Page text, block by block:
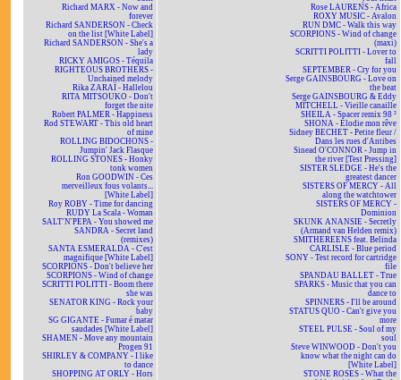
Richard MARX - Now and
forever
Richard SANDERSON - Check
on the list [White Label]
Richard SANDERSON - She's a
lady
RICKY AMIGOS - Téquila
RIGHTEOUS BROTHERS -
Unchained melody
Rika ZARAÏ - Hallelou
RITA MITSOUKO - Don't
forget the nite
Robert PALMER - Happiness
Rod STEWART - This old heart
of mine
ROLLING BIDOCHONS -
Jumpin' Jack Flasque
ROLLING STONES - Honky
tonk women
Ron GOODWIN - Ces
merveilleux fous volants...
[White Label]
Roy ROBY - Time for dancing
RUDY La Scala - Woman
SALT'N'PEPA - You showed me
SANDRA - Secret land
(remixes)
SANTA ESMERALDA - C'est
magnifique [White Label]
SCORPIONS - Don't believe her
SCORPIONS - Wind of change
SCRITTI POLITTI - Boom there
she was
SENATOR KING - Rock your
baby
SG GIGANTE - Fumar é matar
saudades [White Label]
SHAMEN - Move any mountain
Progen 91
SHIRLEY & COMPANY - I like
to dance
SHOPPING AT ORLY - Hors
Rose LAURENS - Africa
ROXY MUSIC - Avalon
RUN DMC - Walk this way
SCORPIONS - Wind of change
(maxi)
SCRITTI POLITTI - Lover to
fall
SEPTEMBER - Cry for you
Serge GAINSBOURG - Love on
the beat
Serge GAINSBOURG & Eddy
MITCHELL - Vieille canaille
SHEILA - Spacer remix 98 ²
SHONA - Elodie mon rêve
Sidney BECHET - Petite fleur /
Dans les rues d'Antibes
Sinead O'CONNOR - Jump in
the river [Test Pressing]
SISTER SLEDGE - He's the
greatest dancer
SISTERS OF MERCY - All
along the watchtower
SISTERS OF MERCY -
Dominion
SKUNK ANANSIE - Secretly
(Armand van Helden remix)
SMITHEREENS feat. Belinda
CARLISLE - Blue period
SONY - Test record for cartridge
file
SPANDAU BALLET - True
SPARKS - Music that you can
dance to
SPINNERS - I'll be around
STATUS QUO - Can't give you
more
STEEL PULSE - Soul of my
soul
Steve WINWOOD - Don't you
know what the night can do
[White Label]
STONE ROSES - What the